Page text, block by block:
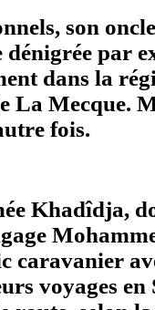
son
dénigrée par
dans la
La Mecque.
fois.
Khadîdja,
caravanier
voyages en